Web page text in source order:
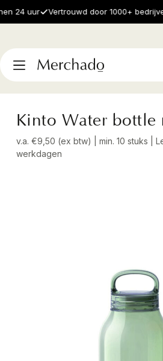
uur Vertrouwd door 1000+ bedrijven
Kinto Water bottle
v.a. €9,50 (ex btw) | min. 10 stuks |
werkdagen